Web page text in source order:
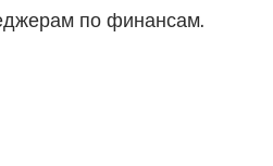
по финансам.